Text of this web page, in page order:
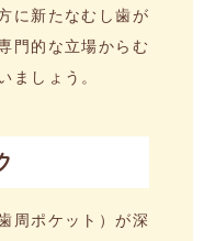
に新たなむし歯が
門的な立場からむ
ましょう。
周ポケット）が深